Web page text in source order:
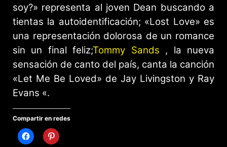
soy?» representa al joven Dean buscando a
tientas la autoidentificación; «Lost Love» es
una representación dolorosa de un romance
sin un final feliz;Tommy Sands , la nueva
sensación de canto del país, canta la canción
«Let Me Be Loved» de Jay Livingston y Ray
Evans «.
Compartir en redes